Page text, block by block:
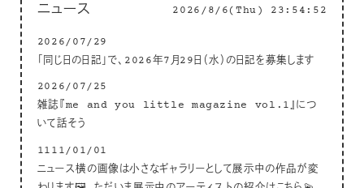
ニュース 2026/8/6(Thu) 23:54:53
2026/07/29
「同じ日の日記」で、2026年7月29日（水）の日記を募集します
2026/07/25
雑誌『me and you little magazine vol.1』につ
いて話そう
1111/01/01
ニュース横の画像は小さなギャラリーとして展示中の作品が変